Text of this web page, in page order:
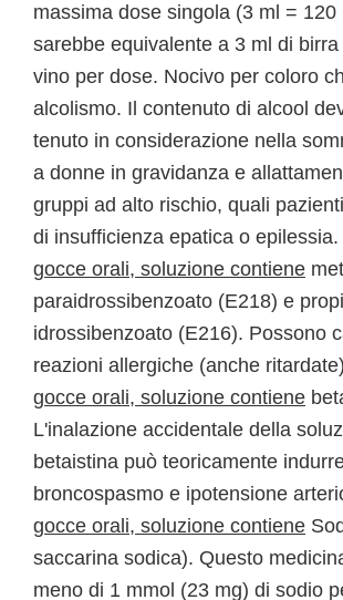
massima dose singola (3 ml = 120
sarebbe equivalente a 3 ml di
vino per dose. Nocivo per coloro
alcolismo. Il contenuto di alcool
tenuto in considerazione nella
a donne in gravidanza e
gruppi ad alto rischio, quali
di insufficienza epatica o epilessia.
gocce orali, soluzione contiene
paraidrossibenzoato (E218) e
idrossibenzoato (E216). Possono
reazioni allergiche (anche
gocce orali, soluzione contiene
L'inalazione accidentale della
betaistina può teoricamente
broncospasmo e ipotensione
gocce orali, soluzione contiene
saccarina sodica). Questo
meno di 1 mmol (23 mg) di sodio